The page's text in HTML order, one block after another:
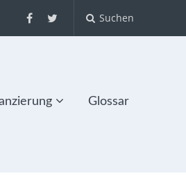
Suchen
Glossar